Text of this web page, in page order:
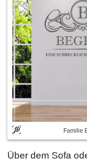
Familie
Über dem Sofa